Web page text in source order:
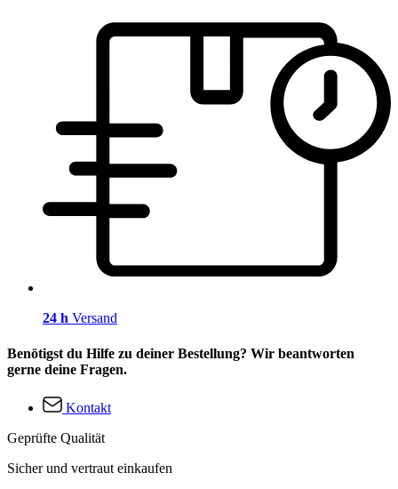
24 h Versand
Benötigst du Hilfe zu deiner Bestellung? Wir beantworten
gerne deine Fragen.
Kontakt
Geprüfte Qualität
Sicher und vertraut einkaufen